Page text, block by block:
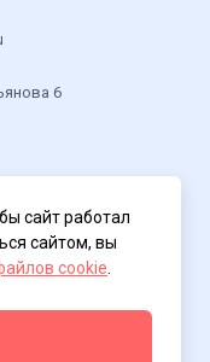
6
сайт работал
сайтом, вы
cookie